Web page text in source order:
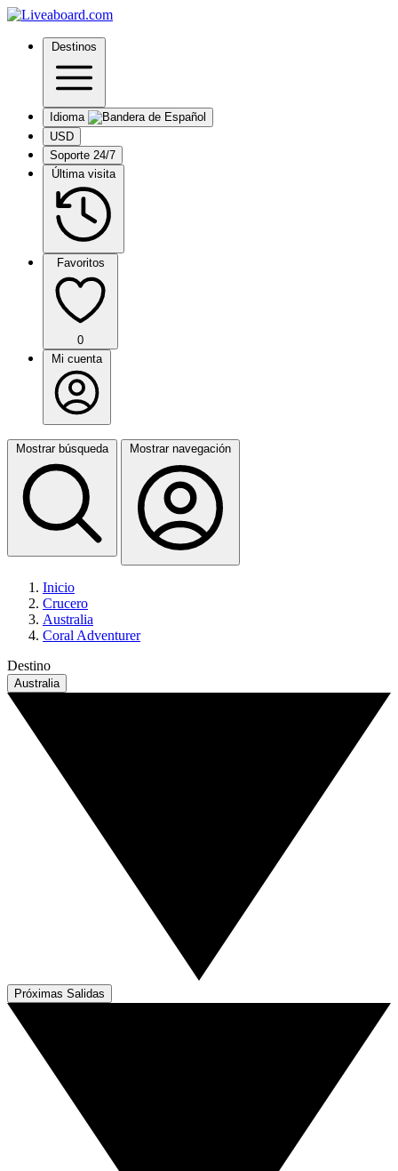
Destinos
Idioma
USD
Soporte 24/7
Última visita
Favoritos
0
Mi cuenta
Mostrar búsqueda Mostrar navegación
Inicio
Crucero
Australia
Coral Adventurer
Destino
Australia
Próximas Salidas